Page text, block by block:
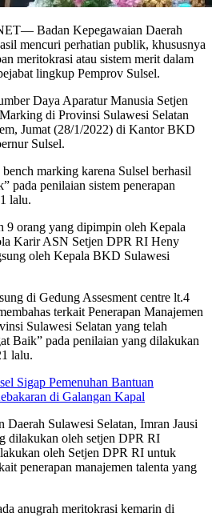
Badan Kepegawaian Daerah
mencuri perhatian publik, khususnya
meritokrasi atau sistem merit dalam
lingkup Pemprov Sulsel.
Daya Aparatur Manusia Setjen
di Provinsi Sulawesi Selatan
Jumat (28/1/2022) di Kantor BKD
Sulsel.
marking karena Sulsel berhasil
pada penilaian sistem penerapan
lalu.
9 orang yang dipimpin oleh Kepala
Karir ASN Setjen DPR RI Heny
oleh Kepala BKD Sulawesi
di Gedung Assesment centre lt.4
terkait Penerapan Manajemen
Sulawesi Selatan yang telah
Baik” pada penilaian yang dilakukan
lalu.
Sigap Pemenuhan Bantuan
di Galangan Kapal
Sulawesi Selatan, Imran Jausi
dilakukan oleh setjen DPR RI
oleh Setjen DPR RI untuk
penerapan manajemen talenta yang
anugrah meritokrasi kemarin di